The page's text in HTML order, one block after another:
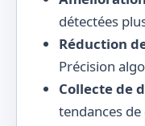
détectées
Réduction
Précision
Collecte de
tendances